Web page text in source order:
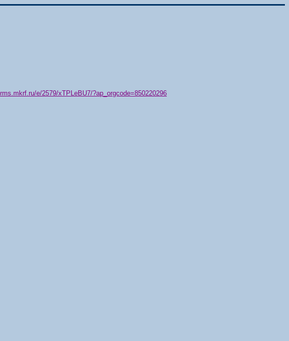
e/2579/xTPLeBU7/?ap_orgcode=850220296